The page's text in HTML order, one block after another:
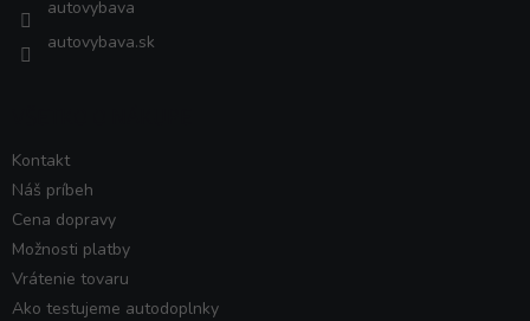
autovybava
autovybava.sk
Kontakt
Náš príbeh
Cena dopravy
Možnosti platby
Vrátenie tovaru
Ako testujeme autodoplnky